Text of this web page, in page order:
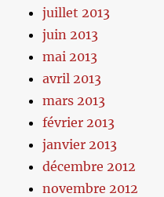
juillet 2013
juin 2013
mai 2013
avril 2013
mars 2013
février 2013
janvier 2013
décembre 2012
novembre 2012